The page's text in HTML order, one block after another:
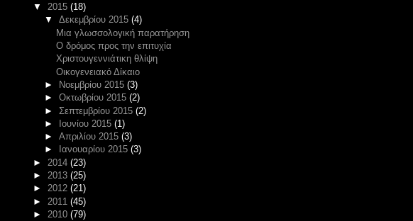
▼ 2015 (18)
▼ Δεκεμβρίου 2015 (4)
Μια γλωσσολογική παρατήρηση
Ο δρόμος προς την επιτυχία
Χριστουγεννιάτικη θλίψη
Οικογενειακό Δίκαιο
►
Νοεμβρίου 2015 (3)
► Οκτωβρίου 2015 (2)
► Σεπτεμβρίου 2015 (2)
►
Ιουνίου 2015 (1)
► Απριλίου 2015 (3)
►
Ιανουαρίου 2015 (3)
► 2014 (23)
► 2013 (25)
► 2012 (21)
► 2011 (45)
► 2010 (79)